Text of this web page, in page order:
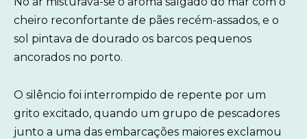
cheiro reconfortante de pães recém-assados, e o
sol pintava de dourado os barcos pequenos
ancorados no porto.
O silêncio foi interrompido de repente por um
grito excitado, quando um grupo de pescadores
junto a uma das embarcações maiores exclamou